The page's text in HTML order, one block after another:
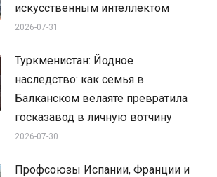
искусственным интеллектом
2026-07-31
Туркменистан: Йодное
наследство: как семья в
Балканском велаяте превратила
госказавод в личную вотчину
2026-07-30
Профсоюзы Испании, Франции и